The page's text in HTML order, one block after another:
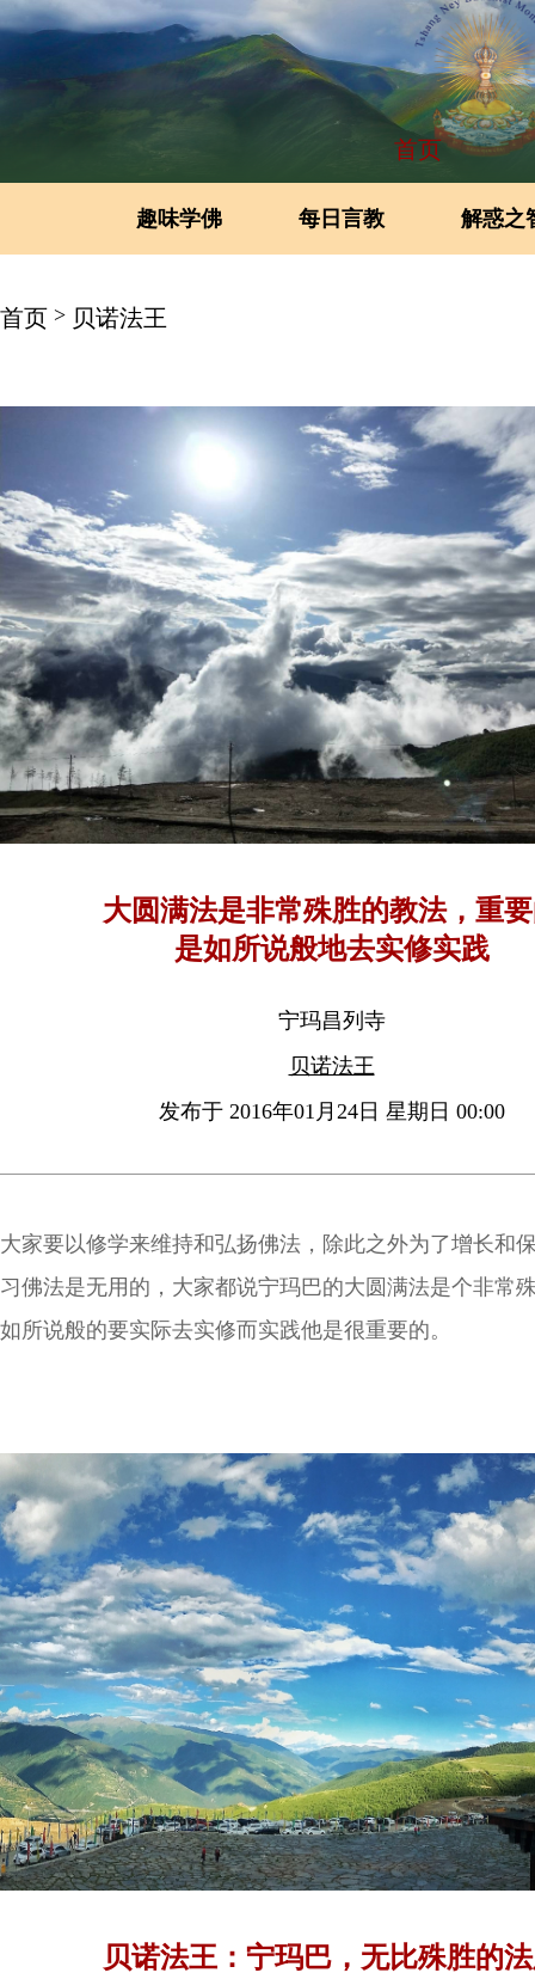
首页
趣味学佛 每日言教 解惑之
首页 > 贝诺法王
大圆满法是非常殊胜的教法，重
是如所说般地去实修实践
宁玛昌列寺
贝诺法王
发布于 2016年01月24日 星期日 00:00
大家要以修学来维持和弘扬佛法，除此之外为了增长和
习佛法是无用的，大家都说宁玛巴的大圆满法是个非常
如所说般的要实际去实修而实践他是很重要的。
贝诺法王：宁玛巴，无比殊胜的